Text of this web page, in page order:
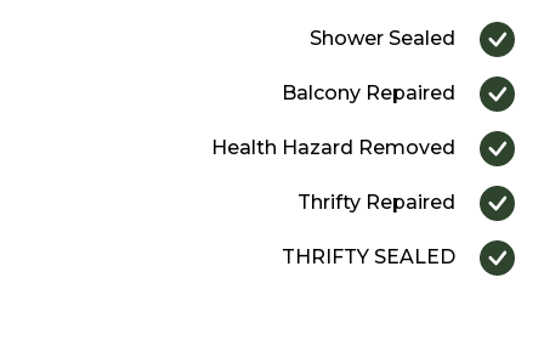
Shower Sealed
Balcony Repaired
Health Hazard Removed
Thrifty Repaired
THRIFTY SEALED